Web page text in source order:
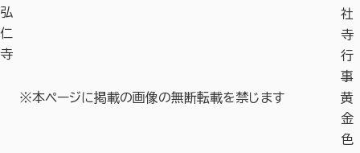
弘
仁
寺
社
寺
行
事
※本ページに掲載の画像の無断転載を禁じます
黄
金
色